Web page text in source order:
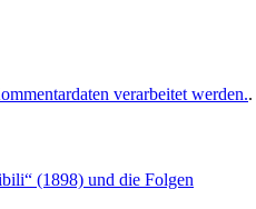
verarbeitet werden..
(1898) und die Folgen